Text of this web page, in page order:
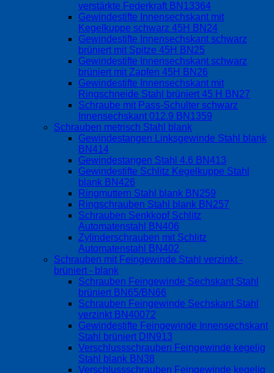
verstärkte Federkraft BN13364
Gewindestifte Innensechskant mit
Kegelkuppe schwarz 45H BN24
Gewindestifte Innensechskant schwarz
brüniert mit Spitze 45H BN25
Gewindestifte Innensechskant schwarz
brüniert mit Zapfen 45H BN26
Gewindestifte Innensechskant mit
Ringschneide Stahl brüniert 45 H BN27
Schraube mit Pass-Schulter schwarz
Innensechskant 012.9 BN1359
Schrauben metrisch Stahl blank
Gewindestangen Linksgewinde Stahl blank
BN414
Gewindestangen Stahl 4.6 BN413
Gewindestifte Schlitz Kegelkuppe Stahl
blank BN426
Ringmuttern Stahl blank BN259
Ringschrauben Stahl blank BN257
Schrauben Senkkopf Schlitz
Automatenstahl BN406
Zylinderschrauben mit Schlitz
Automatenstahl BN402
Schrauben mit Feingewinde Stahl verzinkt -
brüniert - blank
Schrauben Feingewinde Sechskant Stahl
brüniert BN65/BN66
Schrauben Feingewinde Sechskant Stahl
verzinkt BN40072
Gewindestifte Feingewinde Innensechskant
Stahl brüniert DIN913
Verschlussschrauben Feingewinde kegelig
Stahl blank BN38
Verschlussschrauben Feingewinde kegelig